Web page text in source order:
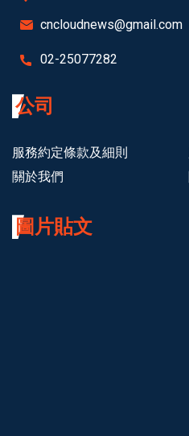
cncloudnews@gmail.com
02-25077282
公司
服務約定條款及細則
關於我們
圖片貼文